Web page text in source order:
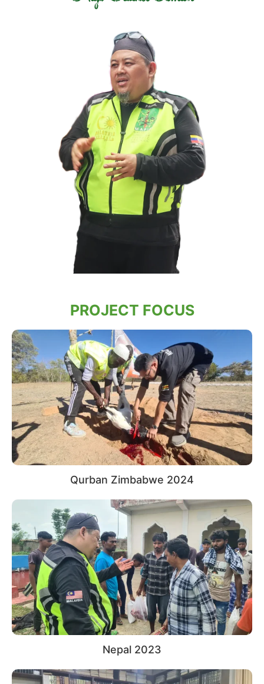
PenyelarasMAPIM Wilayah Persekutuan
PROJECT FOCUS
Qurban Zimbabwe 2024
Nepal 2023